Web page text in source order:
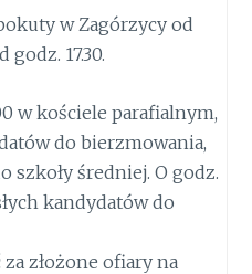
w Zagórzycy od
godz. 17.30.
w kościele parafialnym,
do bierzmowania,
szkoły średniej. O godz.
kandydatów do
złożone ofiary na